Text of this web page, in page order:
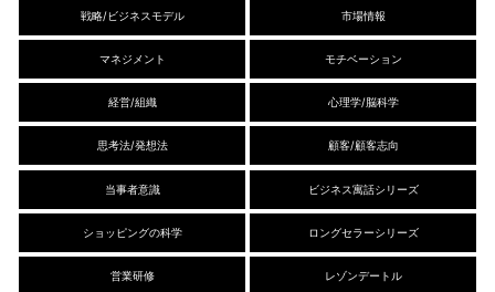
戦略/ビジネスモデル 市場情報
マネジメント モチベーション
経営/組織 心理学/脳科学
思考法/発想法 顧客/顧客志向
当事者意識 ビジネス寓話シリーズ
ショッピングの科学 ロングセラーシリーズ
営業研修 レゾンデートル